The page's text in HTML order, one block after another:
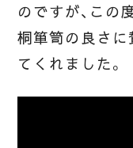
のですが、この
桐箪笥の良さに
てくれました。